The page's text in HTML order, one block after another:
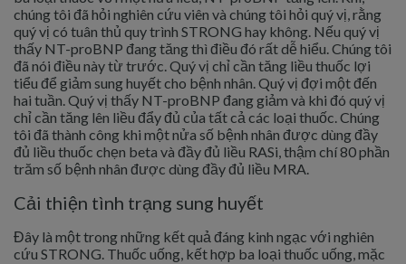
chúng tôi đã hỏi nghiên cứu viên và chúng tôi hỏi quý vị, rằng
quý vị có tuân thủ quy trình STRONG hay không. Nếu quý vị
thấy NT-proBNP đang tăng thì điều đó rất dễ hiểu. Chúng tôi
đã nói điều này từ trước. Quý vị chỉ cần tăng liều thuốc lợi
tiểu để giảm sung huyết cho bệnh nhân. Quý vị đợi một đến
hai tuần. Quý vị thấy NT-proBNP đang giảm và khi đó quý vị
chỉ cần tăng lên liều đẩy đủ của tất cả các loại thuốc. Chúng
tôi đã thành công khi một nửa số bệnh nhân được dùng đầy
đủ liều thuốc chẹn beta và đầy đủ liều RASi, thậm chí 80 phần
trăm số bệnh nhân được dùng đầy đủ liều MRA.
Cải thiện tình trạng sung huyết
Đây là một trong những kết quả đáng kinh ngạc với nghiên
cứu STRONG. Thuốc uống, kết hợp ba loại thuốc uống, mặc